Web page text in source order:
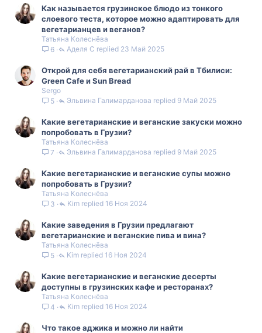
Как называется грузинское блюдо из тонкого
слоевого теста, которое можно адаптировать для
вегетарианцев и веганов?
Татьяна Колеснёва
6
23 Май 2025
Аделя С
Открой для себя вегетарианский рай в Тбилиси:
Green Cafe и Sun Bread
Sergo
5
9 Май 2025
Эльвина Галимарданова
Какие вегетарианские и веганские закуски можно
попробовать в Грузии?
Татьяна Колеснёва
7
9 Май 2025
Эльвина Галимарданова
Какие вегетарианские и веганские супы можно
попробовать в Грузии?
Татьяна Колеснёва
3
16 Ноя 2024
Kim
Какие заведения в Грузии предлагают
вегетарианские и веганские пива и вина?
Татьяна Колеснёва
5
16 Ноя 2024
Kim
Какие вегетарианские и веганские десерты
доступны в грузинских кафе и ресторанах?
Татьяна Колеснёва
4
16 Ноя 2024
Kim
Что такое аджика и можно ли найти